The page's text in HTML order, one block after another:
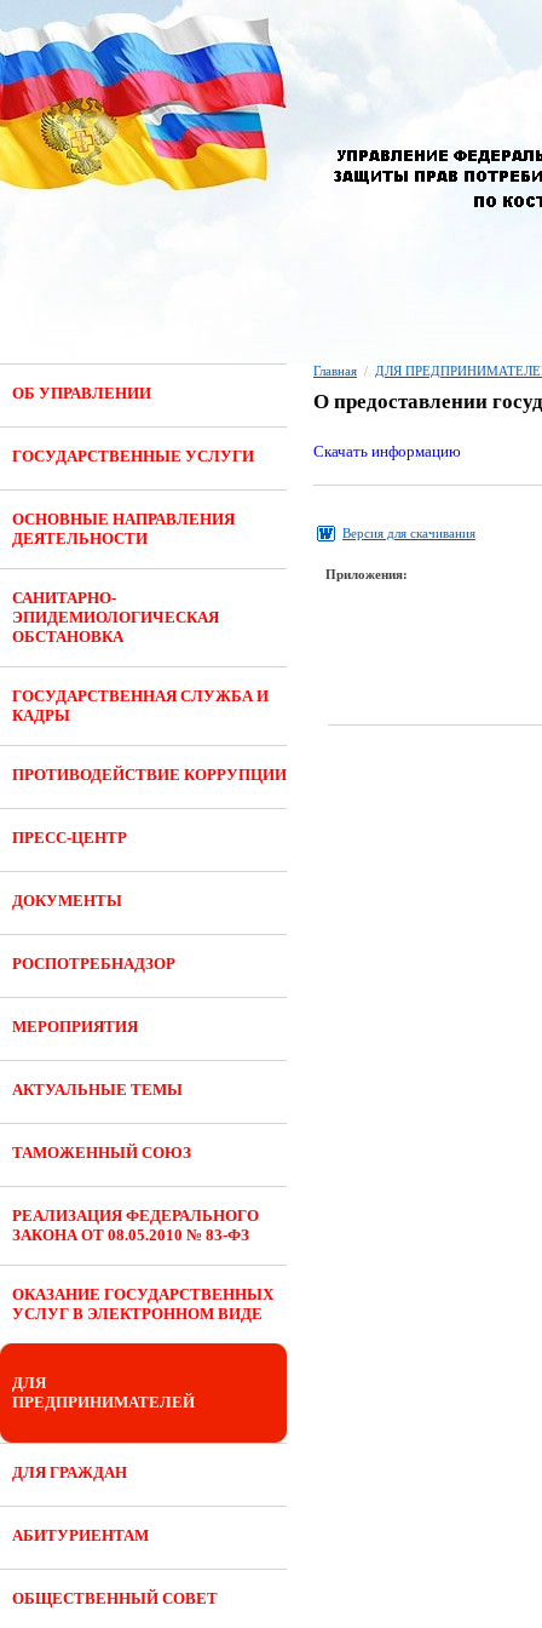
ОБ УПРАВЛЕНИИ
ГОСУДАРСТВЕННЫЕ УСЛУГИ
ОСНОВНЫЕ НАПРАВЛЕНИЯ
ДЕЯТЕЛЬНОСТИ
САНИТАРНО-
ЭПИДЕМИОЛОГИЧЕСКАЯ
ОБСТАНОВКА
ГОСУДАРСТВЕННАЯ СЛУЖБА И
КАДРЫ
ПРОТИВОДЕЙСТВИЕ КОРРУПЦИИ
ПРЕСС-ЦЕНТР
ДОКУМЕНТЫ
РОСПОТРЕБНАДЗОР
МЕРОПРИЯТИЯ
АКТУАЛЬНЫЕ ТЕМЫ
ТАМОЖЕННЫЙ СОЮЗ
РЕАЛИЗАЦИЯ ФЕДЕРАЛЬНОГО
ЗАКОНА ОТ 08.05.2010 № 83-ФЗ
ОКАЗАНИЕ ГОСУДАРСТВЕННЫХ
УСЛУГ В ЭЛЕКТРОННОМ ВИДЕ
ДЛЯ
ПРЕДПРИНИМАТЕЛЕЙ
ДЛЯ ГРАЖДАН
АБИТУРИЕНТАМ
ОБЩЕСТВЕННЫЙ СОВЕТ
Главная / ДЛЯ
О предоставлении
Скачать информацию
Версия для скачивания
Приложения: